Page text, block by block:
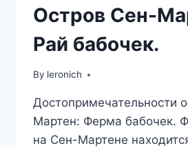
Остров Сен-
Рай бабочек.
By leronich
Достопримечательности
Мартен: Ферма бабочек.
на Сен-Мартене